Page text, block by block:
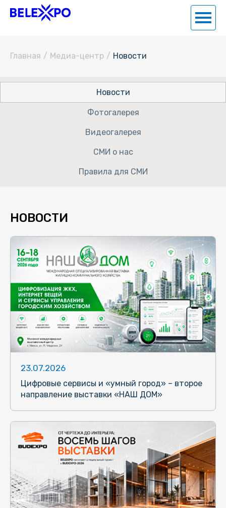
Главная / Медиа-центр / Новости
Новости
Фотогалерея
Видеогалерея
СМИ о нас
Правила для СМИ
НОВОСТИ
23.07.2026
Цифровые сервисы и «умный город» – второе
направление выставки «НАШ ДОМ»